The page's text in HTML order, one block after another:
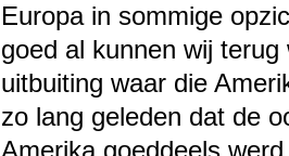
Europa in sommige
goed al kunnen wij
uitbuiting waar die
zo lang geleden dat de
Amerika goeddeels